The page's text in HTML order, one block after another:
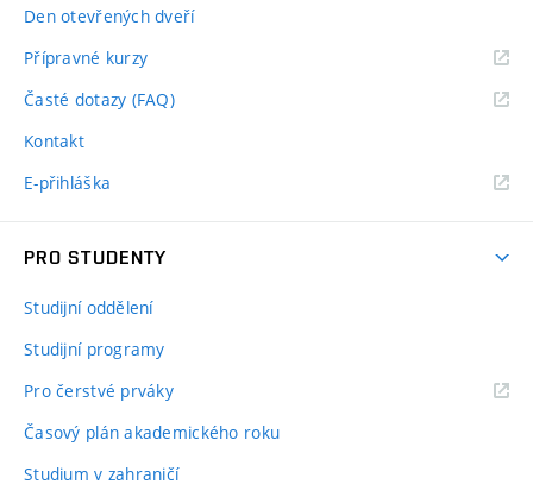
Den otevřených dveří
Přípravné kurzy
Časté dotazy (FAQ)
Kontakt
E-přihláška
PRO STUDENTY
Studijní oddělení
Studijní programy
Pro čerstvé prváky
Časový plán akademického roku
Studium v zahraničí